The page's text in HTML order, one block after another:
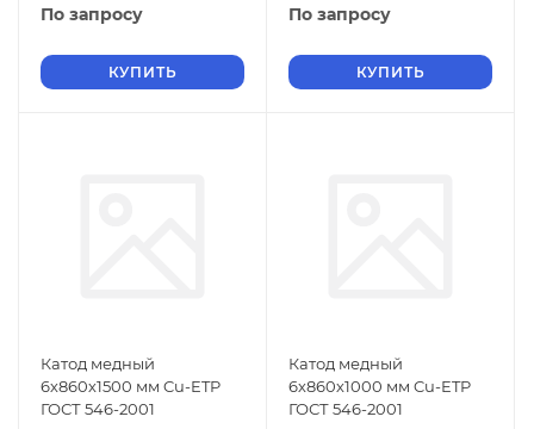
По запросу
КУПИТЬ
По запросу
КУПИТЬ
Катод медный
6х860х1500 мм Cu-ETP
ГОСТ 546-2001
Катод медный
6х860х1000 мм Cu-ETP
ГОСТ 546-2001